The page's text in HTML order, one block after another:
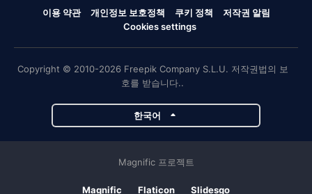
이용 약관 개인정보 보호정책 쿠키 정책
저작권 알림
Cookies settings
Copyright © 2010-2026 Freepik Company S.L.U. 저작권법의 보
호를 받습니다..
한국어
Magnific 프로젝트
Magnific Flaticon Slidesgo